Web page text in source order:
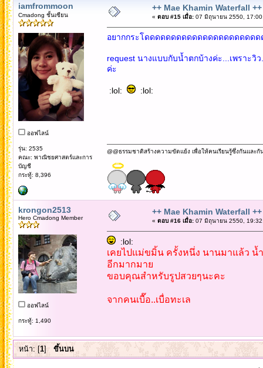
iamfrommoon
Cmadong ชั้นเซียน
ออฟไลน์
รุ่น: 2535
คณะ: พาณิชยศาสตร์และการ
บัญชี
กระทู้: 8,396
++ Mae Khamin Waterfall ++
« ตอบ #15 เมื่อ:07 มิถุนายน 2550,
อยากกระโดดดดดดดดดดดดดดดดดดดดด
request นางแบบกับน้ำตกบ้างค่ะ...เพราะ
ค่ะ
:lol: :lol:
@@ธรรมชาติสร้างความขัดแย้ง เพื่อให้คนเรียนรู้ซึ่งกันและกั
krongon2513
Hero Cmadong Member
ออฟไลน์
กระทู้: 1,490
++ Mae Khamin Waterfall ++
« ตอบ #16 เมื่อ:07 มิถุนายน 2550,
:lol:
เคยไปแม่ขมิ้น ครั้งหนึ่ง นานมาแล้ว น้
อีกมากมาย
ขอบคุณสำหรับรูปสวยๆนะคะ
จากคนเบื๊อ..เบื่อทะเล
หน้า: [1] ขึ้นบน